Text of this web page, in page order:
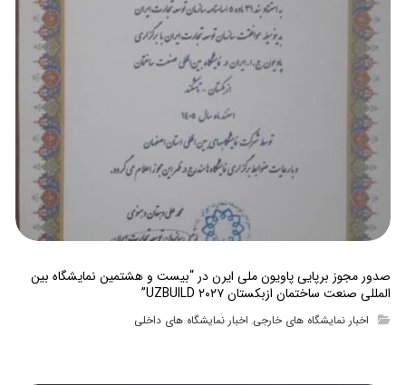
صدور مجوز برپایی پاویون ملی ایرن در “بیست و هشتمین نمایشگاه بین
المللی صنعت ساختمان ازبکستان UZBUILD ۲۰۲۷”
اخبار نمایشگاه های خارجی, اخبار نمایشگاه های داخلی